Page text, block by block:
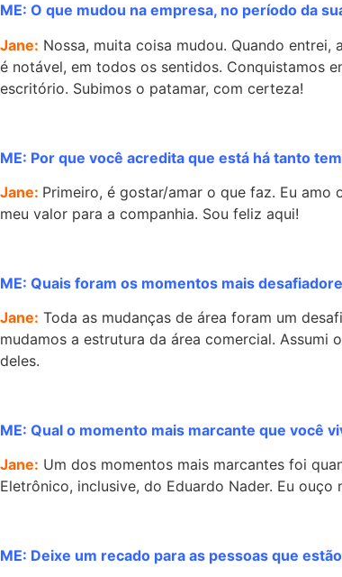
ME: O que mudou na empresa, no período da
Jane: Nossa, muita coisa mudou. Quando
é notável, em todos os sentidos. Conquistamos
escritório. Subimos o patamar, com certeza!
ME: Por que você acredita que está há tanto
Jane: Primeiro, é gostar/amar o que faz. Eu
meu valor para a companhia. Sou feliz aqui!
ME: Quais foram os momentos mais
Jane: Toda as mudanças de área foram um
mudamos a estrutura da área comercial.
deles.
ME: Qual o momento mais marcante que você
Jane: Um dos momentos mais marcantes foi
Eletrônico, inclusive, do Eduardo Nader. Eu
ME: Deixe um recado para as pessoas que